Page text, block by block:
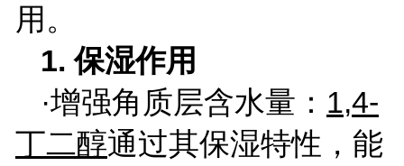
用。
1.保湿作用
·增强角质层含水量： 1,4-
丁二醇通过其保湿特性，能